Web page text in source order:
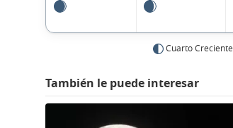
Cuarto Creciente
También le puede interesar